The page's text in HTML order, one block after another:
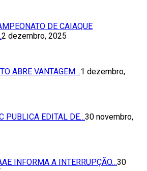
DE CAIAQUE
2 dezembro, 2025
ABRE VANTAGEM…1 dezembro,
PUBLICA EDITAL DE…30 novembro,
INFORMA A INTERRUPÇÃO…30